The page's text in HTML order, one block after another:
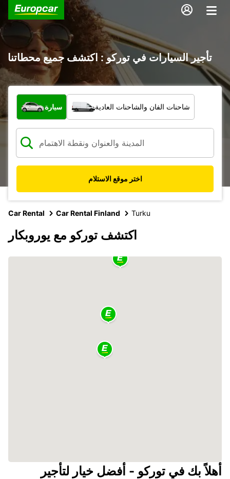
تأجير السيارات في توركو : اكتشف جميع محطاتنا
ما نوع المركبة؟
سيارة شاحنات الفان والشاحنات العادية
اختر موقع الاستلام
Car Rental Car Rental Finland Turku
اكتشف توركو مع يوروبكار
أهلاً بك في توركو - أفضل خيار لتأجير